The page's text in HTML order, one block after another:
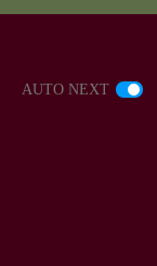
AUTO NEXT